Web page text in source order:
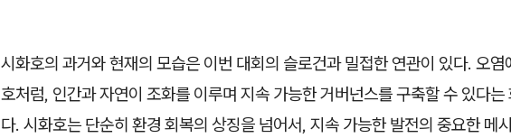
시화호의 과거와 현재의 모습은 이번 대회의 슬로건과 밀접한 연관이 있다. 오염
호처럼, 인간과 자연이 조화를 이루며 지속 가능한 거버넌스를 구축할 수 있다는
다. 시화호는 단순히 환경 회복의 상징을 넘어서, 지속 가능한 발전의 중요한 메